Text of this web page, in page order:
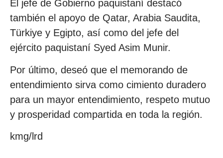
El jefe de Gobierno paquistaní destacó
también el apoyo de Qatar, Arabia Saudita,
Türkiye y Egipto, así como del jefe del
ejército paquistaní Syed Asim Munir.
Por último, deseó que el memorando de
entendimiento sirva como cimiento duradero
para un mayor entendimiento, respeto mutuo
y prosperidad compartida en toda la región.
kmg/lrd